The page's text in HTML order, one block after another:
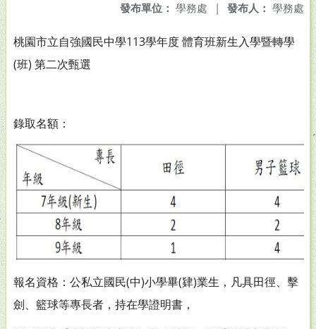
發布人： 學務處
發布單位： 學務處 |
桃園市立自強國民中學113學年度 體育班新生入學暨轉學
(班) 第二次甄選
錄取名額：
報名資格：公私立國民(中)小學畢(肄)業生，凡具田徑、擊
劍、籃球等專長者，持在學證明書，